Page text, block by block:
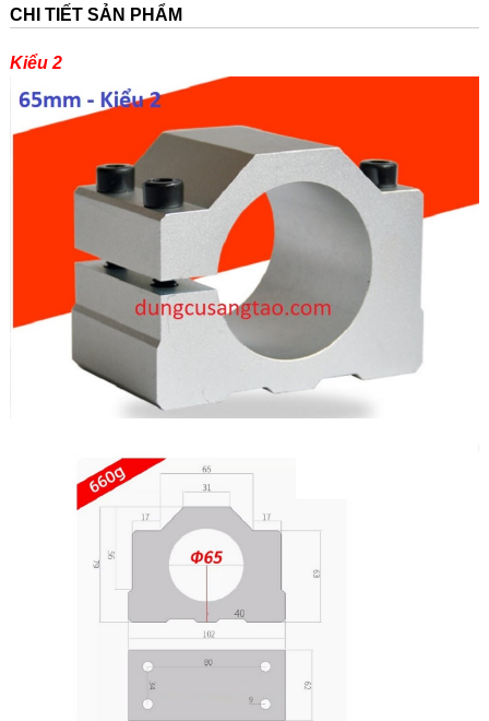
CHI TIẾT SẢN PHẨM
Kiểu 2